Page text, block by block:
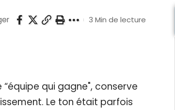
3 Min de lecture
“équipe qui gagne", conserve
Le ton était parfois